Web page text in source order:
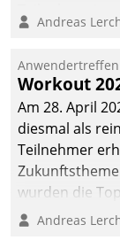
Teilnehmer
Cloud-
Lösungen mit
Andreas
Anwendertreffen
Workout
Am 28. April
diesmal als
Teilnehmer
wurden die
Andreas